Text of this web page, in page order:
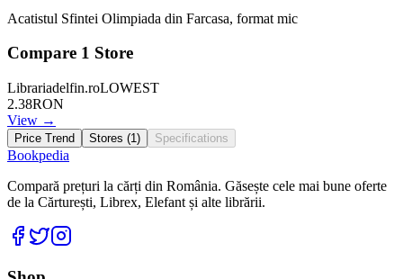
Acatistul Sfintei Olimpiada din Farcasa, format mic
Compare 1 Store
Librariadelfin.roLOWEST
2.38RON
View →
Price Trend Stores (1) Specifications
Bookpedia
Compară prețuri la cărți din România. Găsește cele mai bune oferte
de la Cărturești, Librex, Elefant și alte librării.
Facebook
Twitter